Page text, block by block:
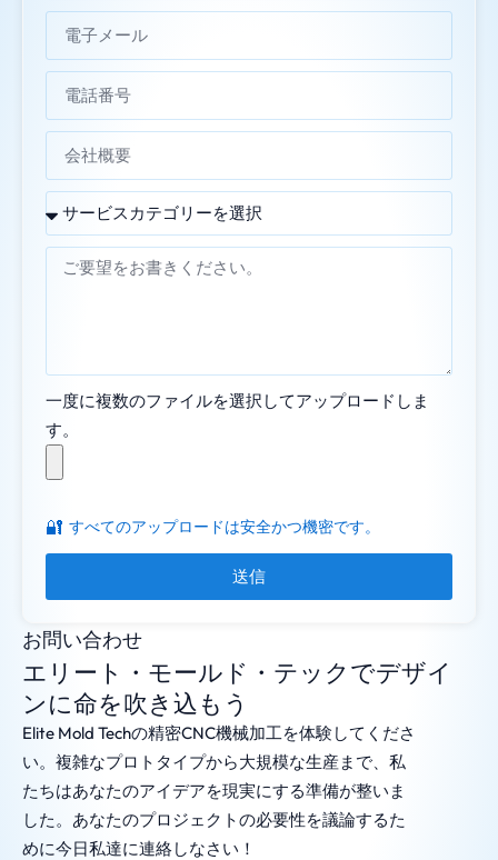
お問い合わせ
エリート・モールド・テックでデザイ
ンに命を吹き込もう
Elite Mold Techの精密CNC機械加工を体験してくださ
い。複雑なプロトタイプから大規模な生産まで、私
たちはあなたのアイデアを現実にする準備が整いま
した。あなたのプロジェクトの必要性を議論するた
めに今日私達に連絡しなさい！
一度に複数のファイルを選択してアップロードしま
す。
🔐 すべてのアップロードは安全かつ機密です。
送信